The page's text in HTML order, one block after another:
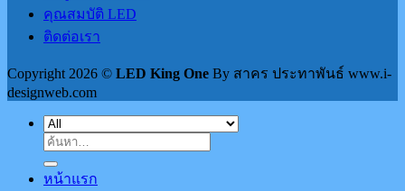
คุณสมบัติ LED
ติดต่อเรา
Copyright 2026 © LED King One By สาคร ประทาพันธ์ www.i-
designweb.com
ค้นหา:
หน้าแรก